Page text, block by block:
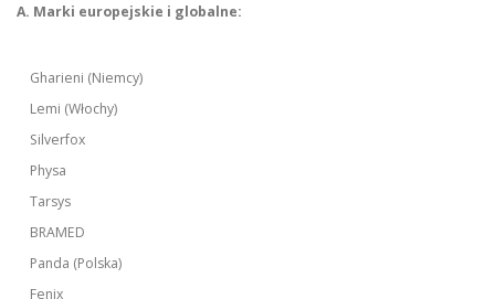
A. Marki europejskie i globalne:
Gharieni (Niemcy)
Lemi (Włochy)
Silverfox
Physa
Tarsys
BRAMED
Panda (Polska)
Fenix